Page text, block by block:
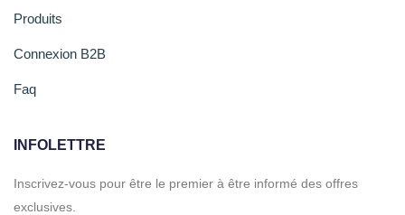
Produits
Connexion B2B
Faq
INFOLETTRE
Inscrivez-vous pour être le premier à être informé des offres
exclusives.